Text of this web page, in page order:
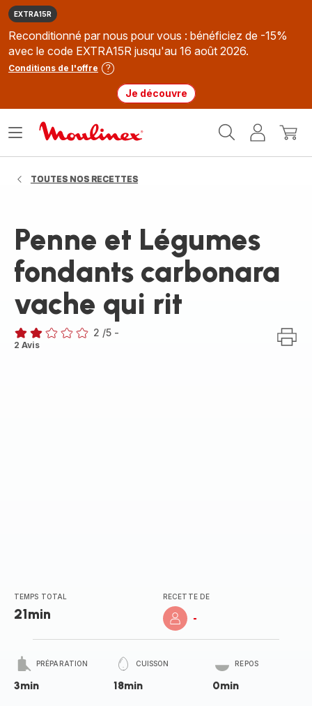
EXTRA15R
Reconditionné par nous pour vous : bénéficiez de -15%
avec le code EXTRA15R jusqu'au 16 août 2026.
Conditions de l'offre
Je découvre
MonMon
Ouvrir
TOUTES NOS RECETTES
Penne et Légumes
fondants carbonara
vache qui rit
Avis
2 /5 -
2 Avis
TEMPS TOTAL
21min
RECETTE DE
-
PRÉPARATION
3min
CUISSON
18min
REPOS
0min